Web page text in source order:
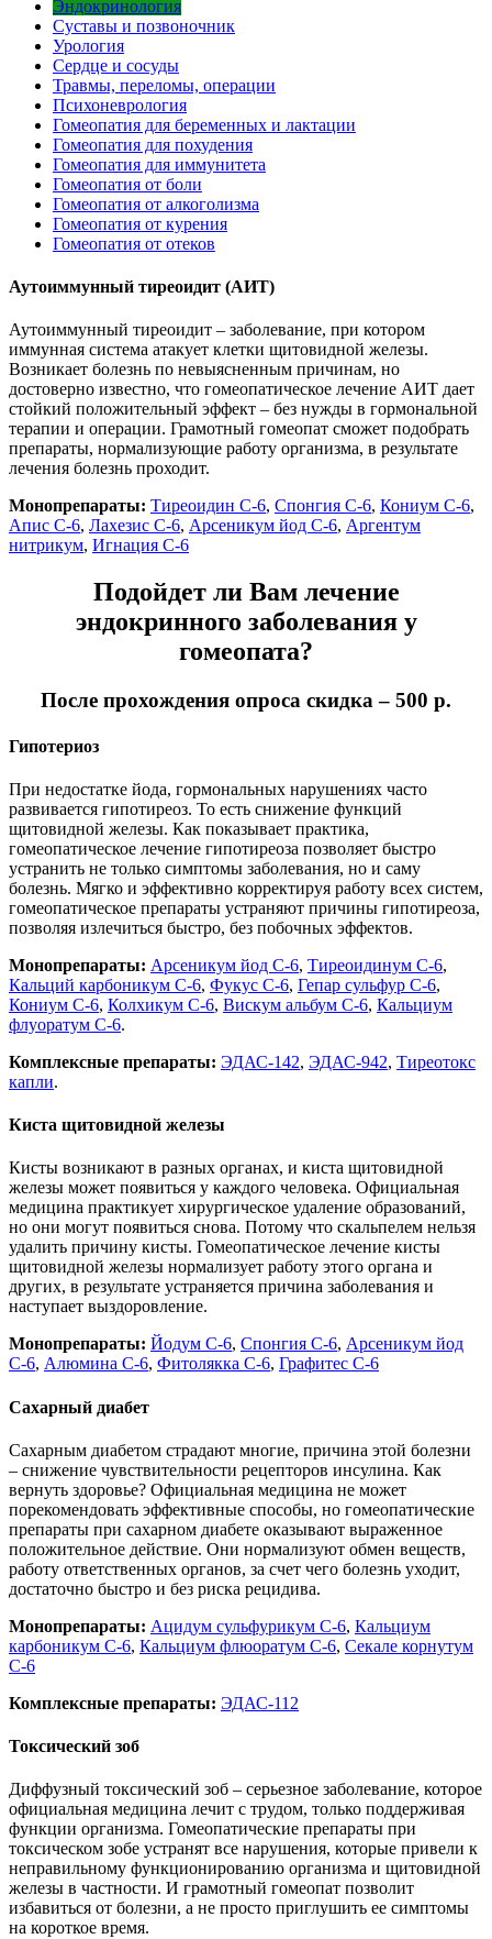
Эндокринология
Суставы и позвоночник
Урология
Сердце и сосуды
Травмы, переломы, операции
Психоневрология
Гомеопатия для беременных и лактации
Гомеопатия для похудения
Гомеопатия для иммунитета
Гомеопатия от боли
Гомеопатия от алкоголизма
Гомеопатия от курения
Гомеопатия от отеков
Аутоиммунный тиреоидит (АИТ)
Аутоиммунный тиреоидит – заболевание, при котором
иммунная система атакует клетки щитовидной железы.
Возникает болезнь по невыясненным причинам, но
достоверно известно, что гомеопатическое лечение АИТ дает
стойкий положительный эффект – без нужды в гормональной
терапии и операции. Грамотный гомеопат сможет подобрать
препараты, нормализующие работу организма, в результате
лечения болезнь проходит.
Монопрепараты: Тиреоидин С-6, Спонгия С-6, Кониум С-6,
Апис С-6, Лахезис С-6, Арсеникум йод С-6, Аргентум
нитрикум, Игнация С-6
Подойдет ли Вам лечение
эндокринного заболевания у
гомеопата?
После прохождения опроса скидка – 500 р.
Гипотериоз
При недостатке йода, гормональных нарушениях часто
развивается гипотиреоз. То есть снижение функций
щитовидной железы. Как показывает практика,
гомеопатическое лечение гипотиреоза позволяет быстро
устранить не только симптомы заболевания, но и саму
болезнь. Мягко и эффективно корректируя работу всех систем,
гомеопатическое препараты устраняют причины гипотиреоза,
позволяя излечиться быстро, без побочных эффектов.
Монопрепараты: Арсеникум йод С-6, Тиреоидинум С-6,
Кальций карбоникум С-6, Фукус С-6, Гепар сульфур С-6,
Кониум С-6, Колхикум С-6, Вискум альбум С-6, Кальциум
флуоратум С-6.
Комплексные препараты: ЭДАС-142, ЭДАС-942, Тиреотокс
капли.
Киста щитовидной железы
Кисты возникают в разных органах, и киста щитовидной
железы может появиться у каждого человека. Официальная
медицина практикует хирургическое удаление образований,
но они могут появиться снова. Потому что скальпелем нельзя
удалить причину кисты. Гомеопатическое лечение кисты
щитовидной железы нормализует работу этого органа и
других, в результате устраняется причина заболевания и
наступает выздоровление.
Монопрепараты: Йодум С-6, Спонгия С-6, Арсеникум йод
С-6, Алюмина С-6, Фитолякка С-6, Графитес С-6
Сахарный диабет
Сахарным диабетом страдают многие, причина этой болезни
– снижение чувствительности рецепторов инсулина. Как
вернуть здоровье? Официальная медицина не может
порекомендовать эффективные способы, но гомеопатические
препараты при сахарном диабете оказывают выраженное
положительное действие. Они нормализуют обмен веществ,
работу ответственных органов, за счет чего болезнь уходит,
достаточно быстро и без риска рецидива.
Монопрепараты: Ацидум сульфурикум С-6, Кальциум
карбоникум С-6, Кальциум флюоратум С-6, Секале корнутум
С-6
Комплексные препараты: ЭДАС-112
Токсический зоб
Диффузный токсический зоб – серьезное заболевание, которое
официальная медицина лечит с трудом, только поддерживая
функции организма. Гомеопатические препараты при
токсическом зобе устранят все нарушения, которые привели к
неправильному функционированию организма и щитовидной
железы в частности. И грамотный гомеопат позволит
избавиться от болезни, а не просто приглушить ее симптомы
на короткое время.